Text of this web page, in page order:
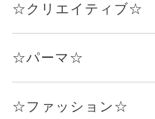
☆クリエイティブ☆
☆パーマ☆
☆ファッション☆